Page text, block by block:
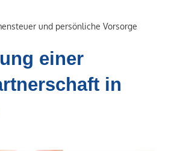
und persönliche Vorsorge
einer
in